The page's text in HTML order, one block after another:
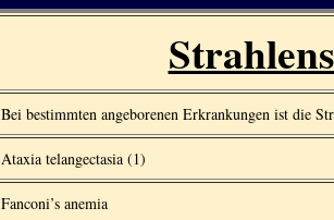
Bei bestimmten angeborenen Erkrankungen ist die
Ataxia telangectasia (1)
Fanconi’s anemia